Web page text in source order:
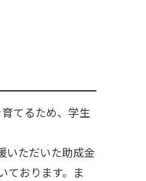
てるため、学生
いただいた助成金
ております。ま